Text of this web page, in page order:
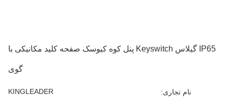
IP65 گیلاس Keyswitch پنل کوه کیوسک صفحه کلید مکانیکی با
گوی
نام تجاری: KINGLEADER